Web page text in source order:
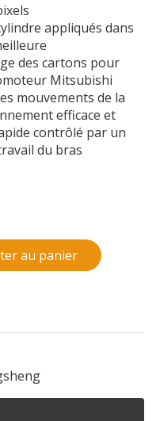
appliqués dans
des cartons pour
Mitsubishi
mouvements de la
efficace et
contrôlé par un
du bras
au panier